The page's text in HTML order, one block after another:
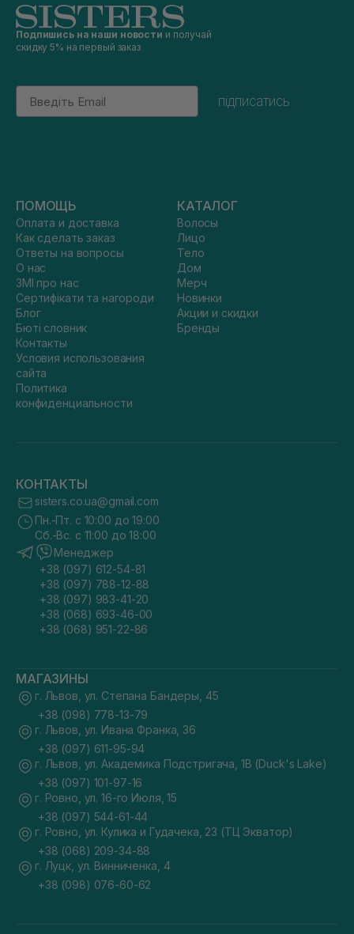
Подпишись на наши новости и получай
скидку 5% на первый заказ
Email
підписатись
ПОМОЩЬ
Оплата и доставка
Как сделать заказ
Ответы на вопросы
О нас
ЗМІ про нас
Сертифікати та нагороди
Блог
Бюті словник
Контакты
Условия использования
сайта
Политика
конфиденциальности
КАТАЛОГ
Волосы
Лицо
Тело
Дом
Мерч
Новинки
Акции и скидки
Бренды
КОНТАКТЫ
sisters.co.ua@gmail.com
Пн.-Пт. с 10:00 до 19:00
Сб.-Вс. с 11:00 до 18:00
Менеджер
+38 (097) 612-54-81
+38 (097) 788-12-88
+38 (097) 983-41-20
+38 (068) 693-46-00
+38 (068) 951-22-86
МАГАЗИНЫ
г. Львов, ул. Степана Бандеры, 45
+38 (098) 778-13-79
г. Львов, ул. Ивана Франка, 36
+38 (097) 611-95-94
г. Львов, ул. Академика Подстригача, 1В (Duck's Lake)
+38 (097) 101-97-16
г. Ровно, ул. 16-го Июля, 15
+38 (097) 544-61-44
г. Ровно, ул. Кулика и Гудачека, 23 (ТЦ Экватор)
+38 (068) 209-34-88
г. Луцк, ул. Винниченка, 4
+38 (098) 076-60-62